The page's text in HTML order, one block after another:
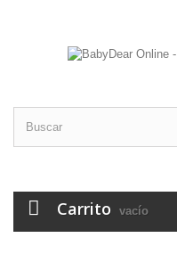
Carrito vacío